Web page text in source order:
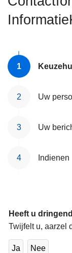
Uw
Uw
Indienen
Heeft u
Twijfelt u, aarzel
Ja Nee